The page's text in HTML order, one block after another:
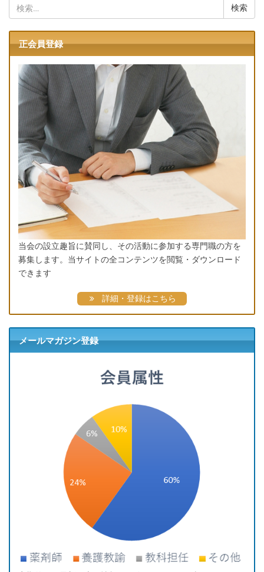
索:
正会員登録
当会の設立趣旨に賛同し、その活動に参加する専門職の方を
募集します。当サイトの全コンテンツを閲覧・ダウンロード
できます
詳細・登録はこちら
メールマガジン登録